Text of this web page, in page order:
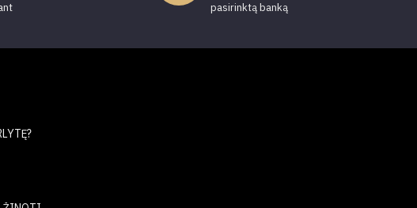
pasirinktą banką